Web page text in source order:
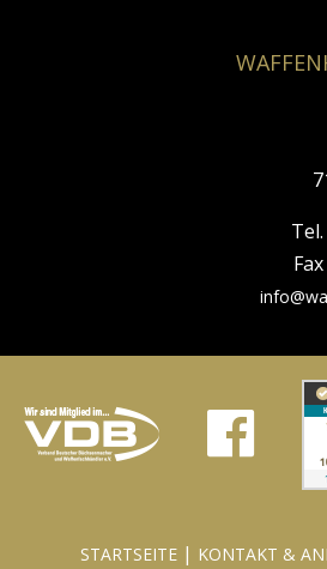
STARTSEITE | KONTAKT &